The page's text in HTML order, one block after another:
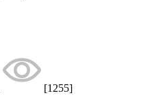
[1255]